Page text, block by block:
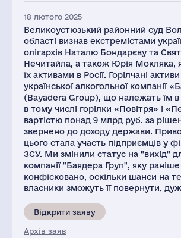
18 лютого 2025
Великоустюзький районний суд
області визнав екстремістами
олігархів Наталю Бондарєву та
Нечитайла, а також Юрія Мокляка,
їх активами в Росії. Горілчані
української алкогольної компанії
(Bayadera Group), що належать їм
в тому числі горілки «Повітря» і
вартістю понад 9 млрд руб. за
звернено до доходу держави.
цього стала участь підприємців у
ЗСУ. Ми змінили статус на "вихід"
компанії "Баядера Груп", яку
конфісковано, оскільки шанси на
власники зможуть її повернути,
Відкрити заяву
Архів заяв